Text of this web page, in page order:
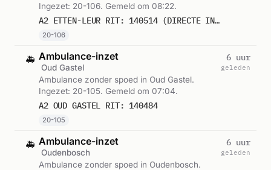
Ingezet: 20-106. Gemeld om 08:22.
A2 ETTEN-LEUR RIT: 140514 (DIRECTE INZET: JA)
20-106
🚑 Ambulance-inzet
Oud Gastel
Ambulance zonder spoed in Oud Gastel.
Ingezet: 20-105. Gemeld om 07:04.
A2 OUD GASTEL RIT: 140484
20-105
6 uur
geleden
🚑 Ambulance-inzet
Oudenbosch
Ambulance zonder spoed in Oudenbosch.
6 uur
geleden